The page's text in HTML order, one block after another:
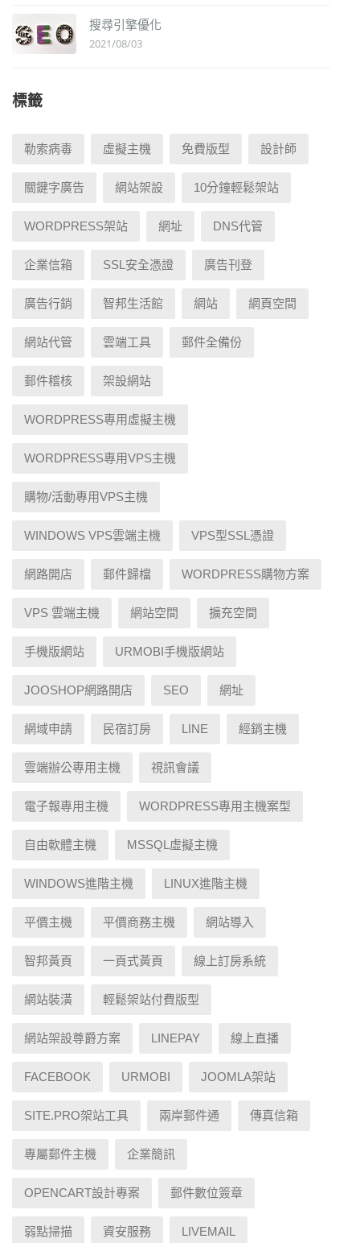
搜尋引擎優化
2021/08/03
標籤
勒索病毒 虛擬主機 免費版型 設計師
關鍵字廣告 網站架設 10分鐘輕鬆架站
WORDPRESS架站 網址 DNS代管
企業信箱 SSL安全憑證 廣告刊登
廣告行銷 智邦生活館 網站 網頁空間
網站代管 雲端工具 郵件全備份
郵件稽核 架設網站
WORDPRESS專用虛擬主機
WORDPRESS專用VPS主機
購物/活動專用VPS主機
WINDOWS VPS雲端主機 VPS型SSL憑證
網路開店 郵件歸檔 WORDPRESS購物方案
VPS 雲端主機 網站空間 擴充空間
手機版網站 URMOBI手機版網站
JOOSHOP網路開店 SEO 網址
網域申請 民宿訂房 LINE 經銷主機
雲端辦公專用主機 視訊會議
電子報專用主機 WORDPRESS專用主機案型
自由軟體主機 MSSQL虛擬主機
WINDOWS進階主機 LINUX進階主機
平價主機 平價商務主機 網站導入
智邦黃頁 一頁式黃頁 線上訂房系統
網站裝潢 輕鬆架站付費版型
網站架設尊爵方案 LINEPAY 線上直播
FACEBOOK URMOBI JOOMLA架站
SITE.PRO架站工具 兩岸郵件通 傳真信箱
專屬郵件主機 企業簡訊
OPENCART設計專案 郵件數位簽章
弱點掃描 資安服務 LIVEMAIL